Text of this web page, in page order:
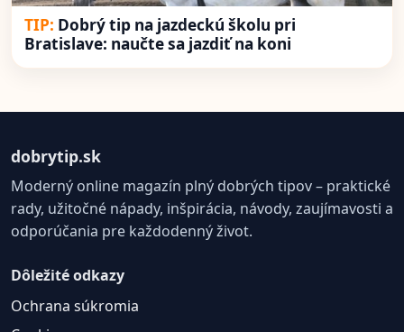
Dobrý tip na jazdeckú školu pri
Bratislave: naučte sa jazdiť na koni
dobrytip.sk
Moderný online magazín plný dobrých tipov – praktické
rady, užitočné nápady, inšpirácia, návody, zaujímavosti a
odporúčania pre každodenný život.
Dôležité odkazy
Ochrana súkromia